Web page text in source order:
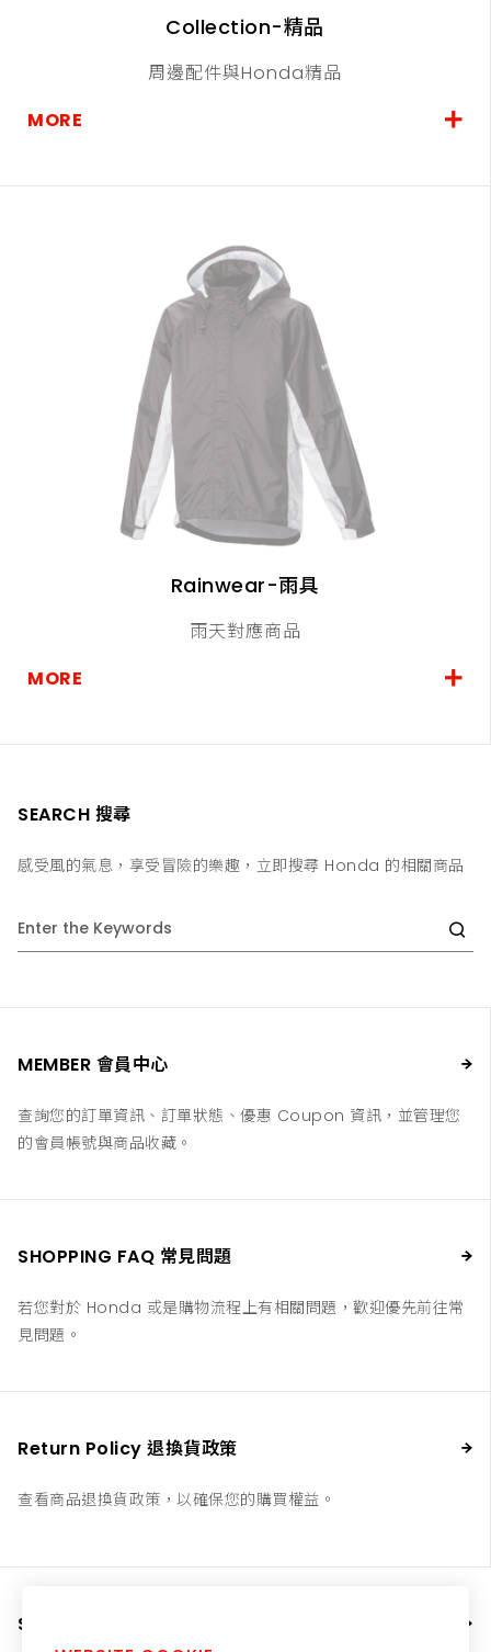
Collection-精品
周邊配件與Honda精品
MORE
Rainwear-雨具
雨天對應商品
MORE
SEARCH 搜尋
感受風的氣息，享受冒險的樂趣，立即搜尋 Honda 的相關商品
MEMBER 會員中心
查詢您的訂單資訊、訂單狀態、優惠 Coupon 資訊，並管理您
的會員帳號與商品收藏。
SHOPPING FAQ 常見問題
若您對於 Honda 或是購物流程上有相關問題，歡迎優先前往常
見問題。
Return Policy 退換貨政策
查看商品退換貨政策，以確保您的購買權益。
SHIPPING 運送方式